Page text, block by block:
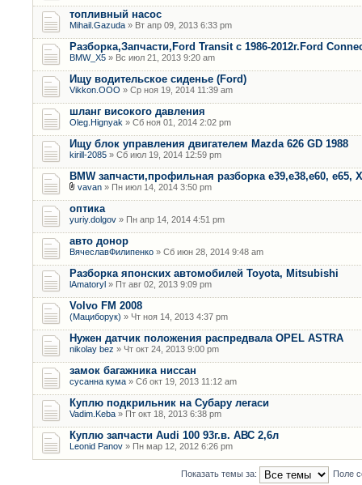
топливный насос
Mihail.Gazuda » Вт апр 09, 2013 6:33 pm
Разборка,Запчасти,Ford Transit с 1986-2012г.Ford
BMW_X5 » Вс июл 21, 2013 9:20 am
Ищу водительское сиденье (Ford)
Vikkon.OOO » Ср ноя 19, 2014 11:39 am
шланг високого давления
Oleg.Hignyak » Сб ноя 01, 2014 2:02 pm
Ищу блок управления двигателем Mazda 626 GD 1988
kirill-2085 » Сб июл 19, 2014 12:59 pm
BMW запчасти,профильная разборка е39,е38,е60, е65,
vavan » Пн июл 14, 2014 3:50 pm
оптика
yuriy.dolgov » Пн апр 14, 2014 4:51 pm
авто донор
ВячеславФилипенко » Сб июн 28, 2014 9:48 am
Разборка японских автомобилей Toyota, Mitsubishi
lAmatoryl » Пт авг 02, 2013 9:09 pm
Volvo FM 2008
(Мациборук) » Чт ноя 14, 2013 4:37 pm
Нужен датчик положения распредвала OPEL ASTRA
nikolay bez » Чт окт 24, 2013 9:00 pm
замок багажника ниссан
сусанна кума » Сб окт 19, 2013 11:12 am
Куплю подкрильник на Субару легаси
Vadim.Keba » Пт окт 18, 2013 6:38 pm
Куплю запчасти Audi 100 93г.в. АВС 2,6л
Leonid Panov » Пн мар 12, 2012 6:26 pm
Показать темы за: Поле